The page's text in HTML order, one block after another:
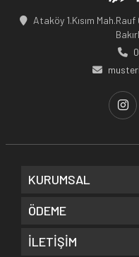
Ataköy 1.Kısım
KURUMSAL
ÖDEME
İLETİŞİM